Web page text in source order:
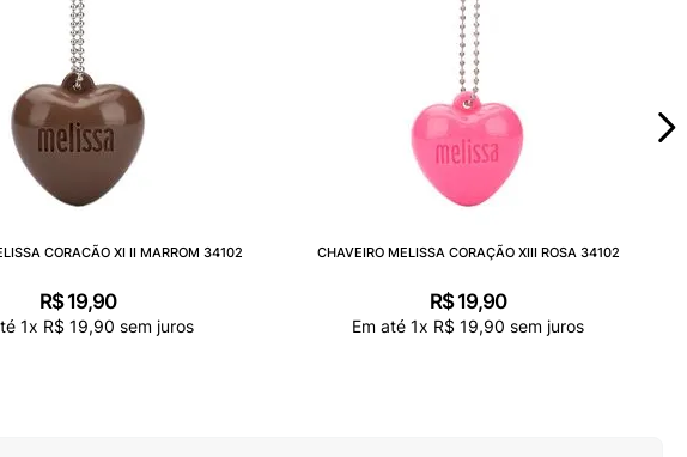
CORACÃO XI II MARROM 34102
R$ 19,90
1x R$ 19,90 sem juros
CHAVEIRO MELISSA CORAÇÃO XIII ROSA 34102
R$ 19,90
Em até 1x R$ 19,90 sem juros